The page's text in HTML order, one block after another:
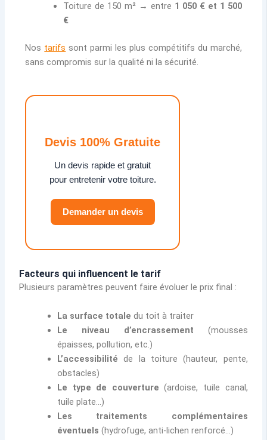
Devis 100% Gratuite
Un devis rapide et gratuit
pour entretenir votre toiture.
Demander un devis
Toiture de 150 m² → entre 1 050 € et 1 500
€
Nos tarifs sont parmi les plus compétitifs du marché,
sans compromis sur la qualité ni la sécurité.
Facteurs qui influencent le tarif
Plusieurs paramètres peuvent faire évoluer le prix final :
La surface totale du toit à traiter
Le niveau d’encrassement (mousses
épaisses, pollution, etc.)
L’accessibilité de la toiture (hauteur, pente,
obstacles)
Le type de couverture (ardoise, tuile canal,
tuile plate…)
Les traitements complémentaires
éventuels (hydrofuge, anti-lichen renforcé…)